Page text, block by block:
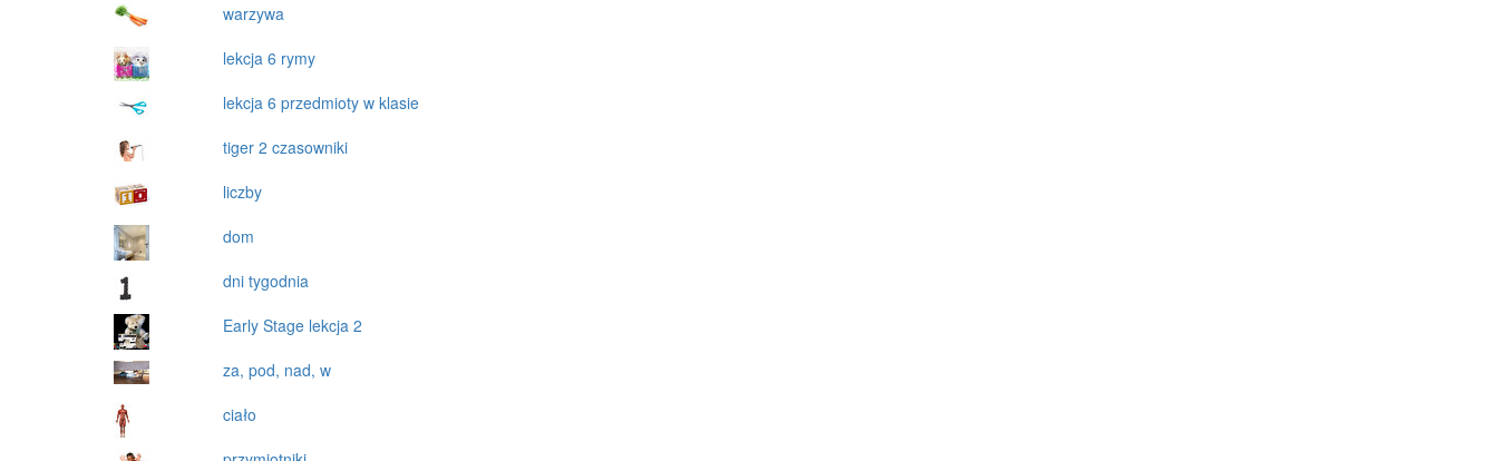
warzywa
lekcja 6 rymy
lekcja 6 przedmioty w klasie
tiger 2 czasowniki
liczby
dom
dni tygodnia
Early Stage lekcja 2
za, pod, nad, w
ciało